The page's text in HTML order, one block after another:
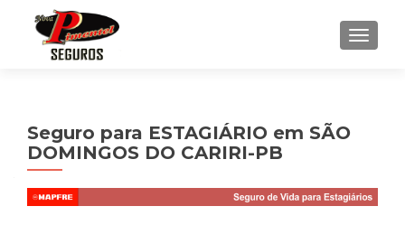
Seguro para ESTAGIÁRIO em SÃO
DOMINGOS DO CARIRI-PB